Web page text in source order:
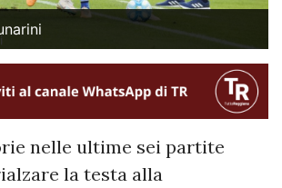
nelle ultime sei partite
la testa alla